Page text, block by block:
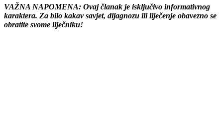
VAŽNA NAPOMENA: Ovaj članak je isključivo informativnog
karaktera. Za bilo kakav savjet, dijagnozu ili liječenje obavezno se
obratite svome liječniku!